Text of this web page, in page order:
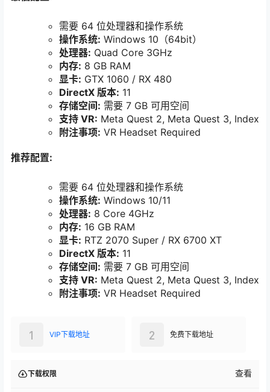
需要 64 位处理器和操作系统
操作系统: Windows 10（64bit）
处理器: Quad Core 3GHz
内存: 8 GB RAM
显卡: GTX 1060 / RX 480
DirectX 版本: 11
存储空间: 需要 7 GB 可用空间
支持 VR: Meta Quest 2, Meta Quest 3, Index
附注事项: VR Headset Required
推荐配置:
需要 64 位处理器和操作系统
操作系统: Windows 10/11
处理器: 8 Core 4GHz
内存: 16 GB RAM
显卡: RTZ 2070 Super / RX 6700 XT
DirectX 版本: 11
存储空间: 需要 7 GB 可用空间
支持 VR: Meta Quest 2, Meta Quest 3, Index
附注事项: VR Headset Required
VIP下载地址
1 免费下载地址
2
下载权限 查看